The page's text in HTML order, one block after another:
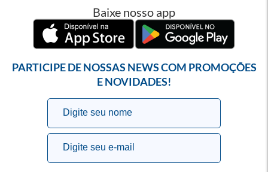
Baixe nosso app
PARTICIPE DE NOSSAS NEWS COM PROMOÇÕES
E NOVIDADES!